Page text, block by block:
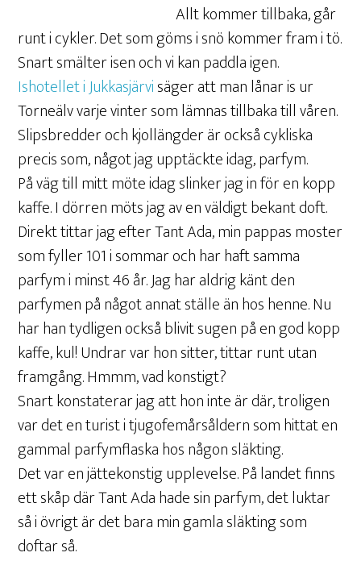
Allt kommer tillbaka, går
runt i cykler. Det som göms i snö kommer fram i tö.
Snart smälter isen och vi kan paddla igen.
Ishotellet i Jukkasjärvisäger att man lånar is ur
Torneälv varje vinter som lämnas tillbaka till våren.
Slipsbredder och kjollängder är också cykliska
precis som, något jag upptäckte idag, parfym.
På väg till mitt möte idag slinker jag in för en kopp
kaffe. I dörren möts jag av en väldigt bekant doft.
Direkt tittar jag efter Tant Ada, min pappas moster
som fyller 101 i sommar och har haft samma
parfym i minst 46 år. Jag har aldrig känt den
parfymen på något annat ställe än hos henne. Nu
har han tydligen också blivit sugen på en god kopp
kaffe, kul! Undrar var hon sitter, tittar runt utan
framgång. Hmmm, vad konstigt?
Snart konstaterar jag att hon inte är där, troligen
var det en turist i tjugofemårsåldern som hittat en
gammal parfymflaska hos någon släkting.
Det var en jättekonstig upplevelse. På landet finns
ett skåp där Tant Ada hade sin parfym, det luktar
så i övrigt är det bara min gamla släkting som
doftar så.